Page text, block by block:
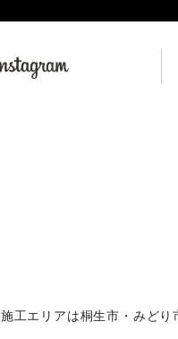
施工エリアは桐生市・みど